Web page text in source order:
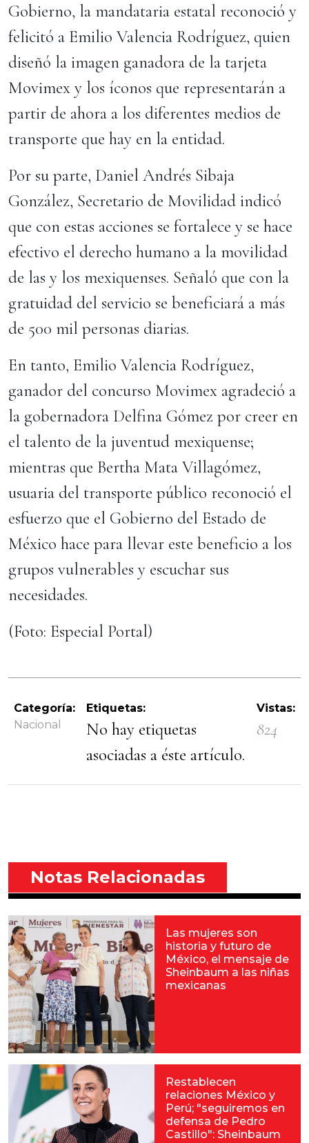
Gobierno, la mandataria estatal reconoció y
felicitó a Emilio Valencia Rodríguez, quien
diseñó la imagen ganadora de la tarjeta
Movimex y los íconos que representarán a
partir de ahora a los diferentes medios de
transporte que hay en la entidad.
Por su parte, Daniel Andrés Sibaja
González, Secretario de Movilidad indicó
que con estas acciones se fortalece y se hace
efectivo el derecho humano a la movilidad
de las y los mexiquenses. Señaló que con la
gratuidad del servicio se beneficiará a más
de 500 mil personas diarias.
En tanto, Emilio Valencia Rodríguez,
ganador del concurso Movimex agradeció a
la gobernadora Delfina Gómez por creer en
el talento de la juventud mexiquense;
mientras que Bertha Mata Villagómez,
usuaria del transporte público reconoció el
esfuerzo que el Gobierno del Estado de
México hace para llevar este beneficio a los
grupos vulnerables y escuchar sus
necesidades.
(Foto: Especial Portal)
Categoría:
Nacional
Etiquetas:
No hay etiquetas
asociadas a éste artículo.
Vistas:
824
Notas Relacionadas
Las mujeres son
historia y futuro de
México, el mensaje de
Sheinbaum a las niñas
mexicanas
Restablecen
relaciones México y
Perú; "seguiremos en
defensa de Pedro
Castillo": Sheinbaum